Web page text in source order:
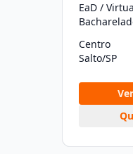
EaD /
Centro
Salto/SP